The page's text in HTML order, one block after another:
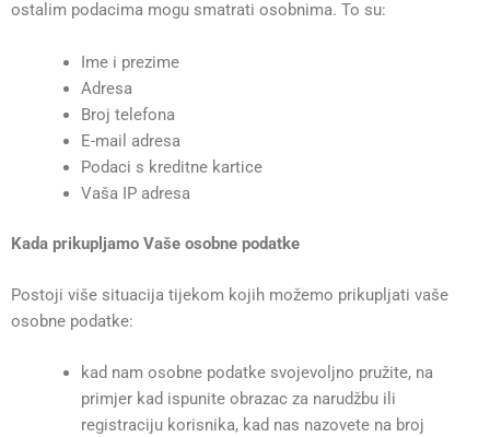
ostalim podacima mogu smatrati osobnima. To su:
Ime i prezime
Adresa
Broj telefona
E-mail adresa
Podaci s kreditne kartice
Vaša IP adresa
Kada prikupljamo Vaše osobne podatke
Postoji više situacija tijekom kojih možemo prikupljati vaše
osobne podatke:
kad nam osobne podatke svojevoljno pružite, na
primjer kad ispunite obrazac za narudžbu ili
registraciju korisnika, kad nas nazovete na broj